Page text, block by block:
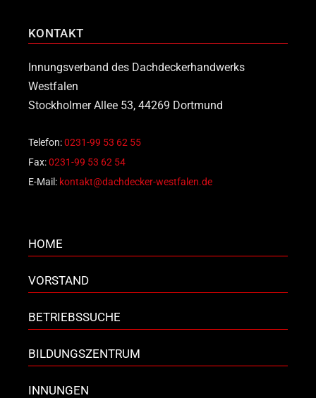
KONTAKT
Innungsverband des Dachdeckerhandwerks
Westfalen
Stockholmer Allee 53, 44269 Dortmund
Telefon:0231-99 53 62 55
Fax:0231-99 53 62 54
E-Mail: kontakt@dachdecker-westfalen.de
HOME
VORSTAND
BETRIEBSSUCHE
BILDUNGSZENTRUM
INNUNGEN